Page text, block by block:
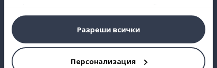
информация или с такава, която са събрали от
ползването от Ваша страна на услугите им.
Разреши всички
Персонализация
ЗА НАС
FAQ
БЛОГ